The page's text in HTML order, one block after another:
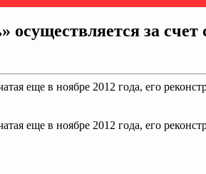
за счет
еще в ноябре 2012 года, его
еще в ноябре 2012 года, его